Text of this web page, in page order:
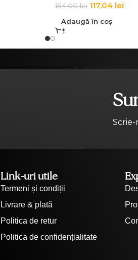
154,00lei 117,04 lei
Adaugă în coș
Link-uri utile
Termeni și condiții
Livrare & plată
Politica de retur
Politica de confidențialitate